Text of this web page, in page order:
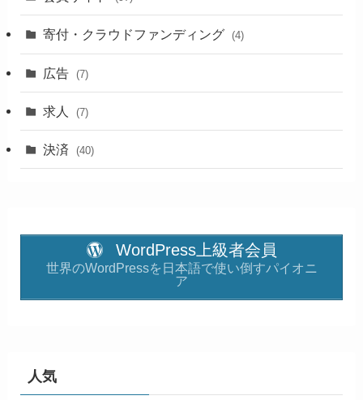
寄付・クラウドファンディング (4)
広告 (7)
求人 (7)
決済 (40)
WordPress上級者会員
世界のWordPressを日本語で使い倒すパイオニ
ア
人気